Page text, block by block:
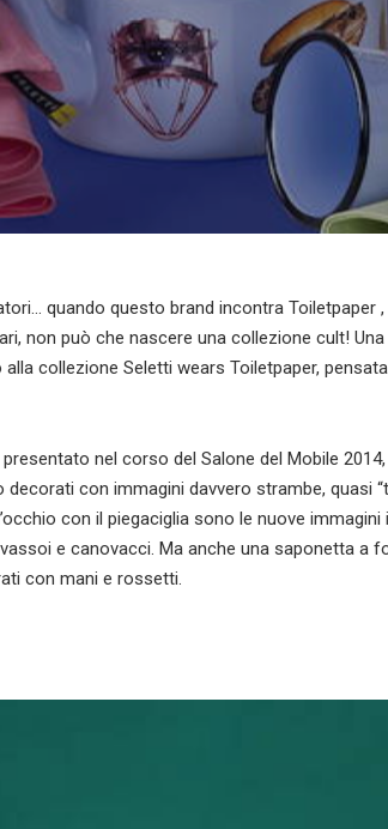
quando questo brand incontra Toiletpaper ,
non può che nascere una collezione cult!
collezione Seletti wears Toiletpaper,
nel corso del Salone del Mobile
con immagini davvero strambe, quasi
con il piegaciglia sono le nuove
e canovacci. Ma anche una saponetta a
con mani e rossetti.